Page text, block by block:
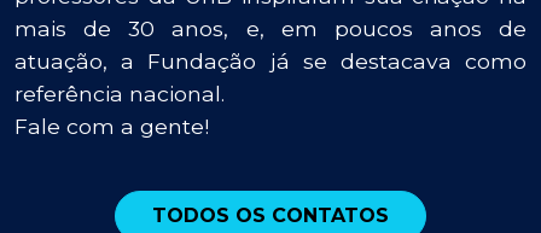
mais de 30 anos, e, em poucos anos de
atuação, a Fundação já se destacava como
referência nacional.
Fale com a gente!
TODOS OS CONTATOS